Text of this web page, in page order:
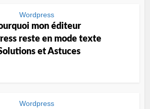
Wordpress
mon éditeur
reste en mode texte
et Astuces
Wordpress